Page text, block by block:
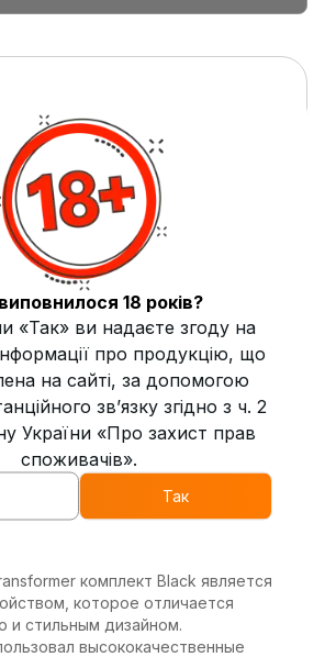
фирменная коробка
шахта, шланг Soft-touch, блюдце,
мундштук, диффузор,
уплотнитель под чашу,
уплотнитель под колбу, колба,
65 см или 45 см
Украина
с колбой уплотнитель
трубки 13 мм
комплект Black является
которое отличается
и стильным дизайном.
высококачественные
18 років?
«Так» ви надаєте згоду на
про продукцію, що
на сайті, за допомогою
зв’язку згідно з ч. 2
України «Про захист прав
споживачів».
Так